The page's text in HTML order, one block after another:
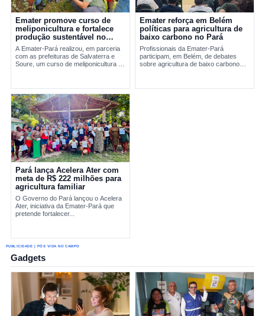
Emater promove curso de
meliponicultura e fortalece
produção sustentável no
Marajó
A Emater-Pará realizou, em parceria
com as prefeituras de Salvaterra e
Soure, um curso de meliponicultura no
Emater reforça em Belém
políticas para agricultura de
baixo carbono no Pará
Profissionais da Emater-Pará
participam, em Belém, de debates
sobre agricultura de baixo carbono
Pará lança Acelera Ater com
meta de R$ 222 milhões para
agricultura familiar
O Governo do Pará lançou o Acelera
Ater, iniciativa da Emater-Pará que
pretende fortalecer...
PUBLICIDADE | PÓS VIDA NO CAMPO
Gadgets